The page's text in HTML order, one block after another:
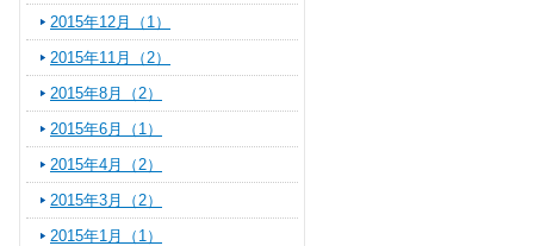
2015年12月（1）
2015年11月（2）
2015年8月（2）
2015年6月（1）
2015年4月（2）
2015年3月（2）
2015年1月（1）